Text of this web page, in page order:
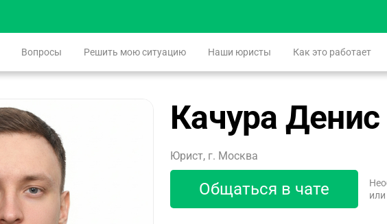
Вопросы Решить мою ситуацию Наши юристы Как это работает
Качура Денис
Юрист, г. Москва
Общаться в чате